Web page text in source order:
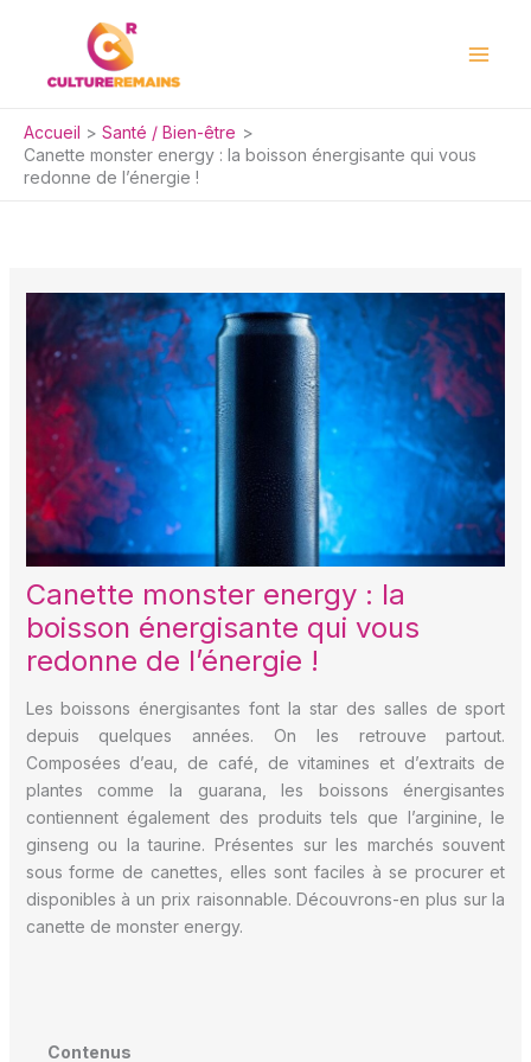
Accueil
Santé / Bien-être
Canette monster energy : la boisson énergisante qui vous
redonne de l’énergie !
Canette monster energy : la
boisson énergisante qui vous
redonne de l’énergie !
Les boissons énergisantes font la star des salles de sport
depuis quelques années. On les retrouve partout.
Composées d’eau, de café, de vitamines et d’extraits de
plantes comme la guarana, les boissons énergisantes
contiennent également des produits tels que l’arginine, le
ginseng ou la taurine. Présentes sur les marchés souvent
sous forme de canettes, elles sont faciles à se procurer et
disponibles à un prix raisonnable. Découvrons-en plus sur la
canette de monster energy.
Contenus